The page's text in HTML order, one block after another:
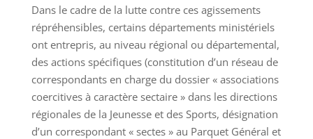
Dans le cadre de la lutte contre ces agissements
répréhensibles, certains départements ministériels
ont entrepris, au niveau régional ou départemental,
des actions spécifiques (constitution d’un réseau de
correspondants en charge du dossier « associations
coercitives à caractère sectaire » dans les directions
régionales de la Jeunesse et des Sports, désignation
d’un correspondant « sectes » au Parquet Général et